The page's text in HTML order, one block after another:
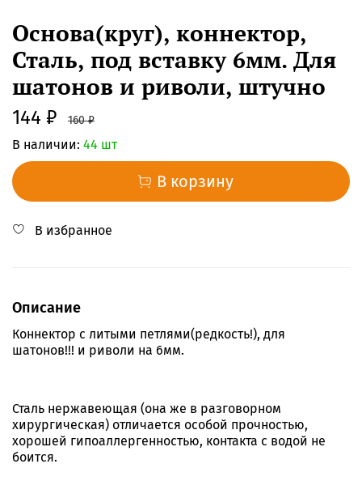
Основа(круг), коннектор,
Сталь, под вставку 6мм. Для
шатонов и риволи, штучно
144 ₽ 160 ₽
В наличии: 44 шт
В корзину
В избранное
Описание
Коннектор с литыми петлями(редкость!), для
шатонов!!! и риволи на 6мм.
Сталь нержавеющая (она же в разговорном
хирургическая) отличается особой прочностью,
хорошей гипоаллергенностью, контакта с водой не
боится.